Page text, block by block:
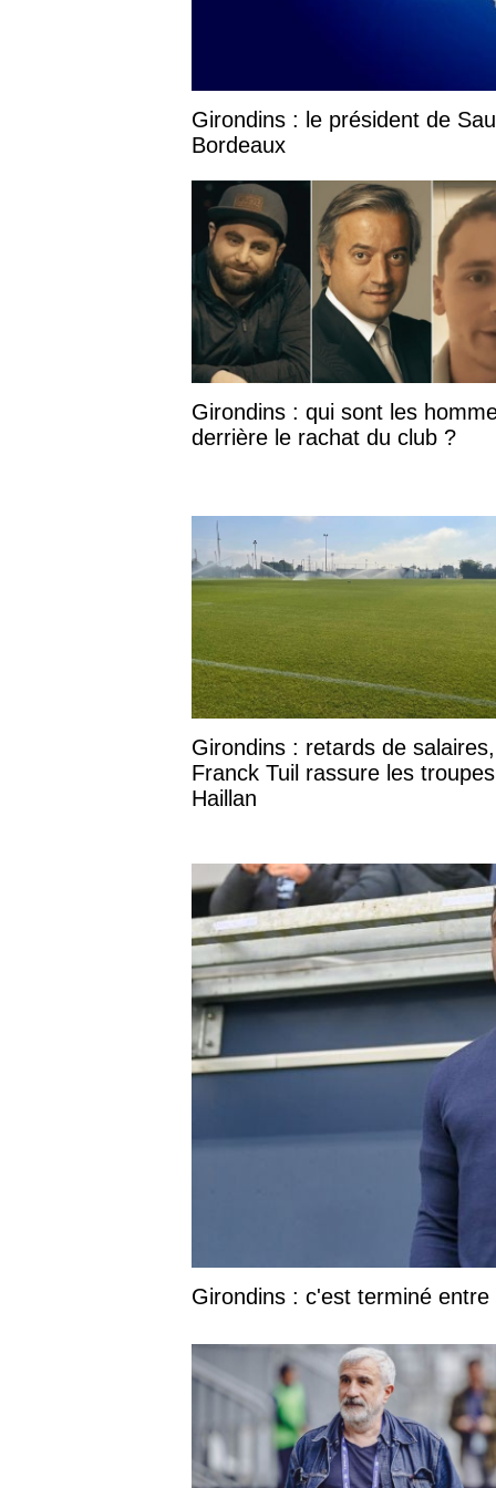
Girondins : le président de
Bordeaux
Girondins : qui sont les
derrière le rachat du club ?
Girondins : retards de salaires,
Franck Tuil rassure les
Haillan
Girondins : c'est terminé